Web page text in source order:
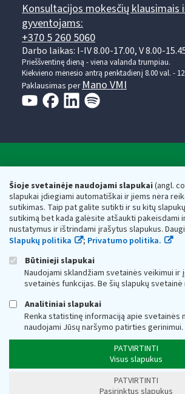
Šioje svetainėje naudojami slapukai(angl.
slapukai įdiegiami automatiškai ir jiems nėra
sutikimas. Taip pat galite sutikti ir su kitų
sutikimą bet kada galėsite atšaukti pakeisdami
nustatymus ir ištrindami įrašytus slapukus.
Slapukų politika
; Privatumo politika.
Būtinieji slapukai
Naudojami sklandžiam svetainės veikimui ir
svetainės funkcijas. Be šių slapukų
Analitiniai slapukai
Renka statistinę informaciją apie svetainės
naudojami Jūsų naršymo patirties gerinimui.
PATVIRTINTI
Visus slapukus
PATVIRTINTI
Pasirinktus slapukus
Konsultacijos mokesčių klausimais
gyventojams:
+370 5 260 5060
Darbo laikas: I-IV 8.00-17.00, V 8.00-
Prieššventinę dieną - viena valanda trumpiau.
Kiekvieno mėnesio antrą penktadienį 8.00 val. -
Paklausimas per Mano VMI
Respublikos finansų ministerijos
Biudžetinė įstaiga. Juridinio asmens kodas —
adresas: Vasario 16-osios g. 14, 01107 Vilnius,
vmi@vmi.lt, E. pristatymo dėžutės adresas
Duomenys apie Valstybinę mokesčių inspekciją
Respublikos finansų ministerijos kaupiami ir